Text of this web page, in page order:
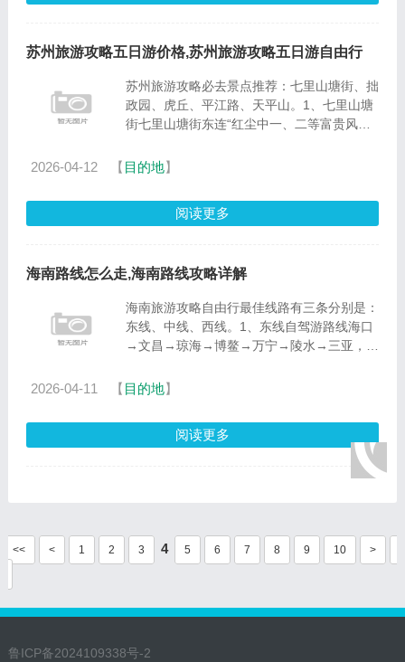
苏州旅游攻略五日游价格,苏州旅游攻略五日游自由行
苏州旅游攻略必去景点推荐：七里山塘街、拙
政园、虎丘、平江路、天平山。1、七里山塘
街七里山塘街东连“红尘中一、二等富贵风流
长约七里。是苏州一个很出名的景点，不管你
2026-04-12 【 目的地】
阅读更多
海南路线怎么走,海南路线攻略详解
海南旅游攻略自由行最佳线路有三条分别是：
东线、中线、西线。1、东线自驾游路线海口
→文昌→琼海→博鳌→万宁→陵水→三亚，全
出发（可驾车乘轮渡达到海口或在海口租
2026-04-11 【 目的地】
阅读更多
<< < 1 2 3 4 5 6 7 8 9 10 >
鲁ICP备2024109338号-2